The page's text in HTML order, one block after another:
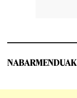
NABARMENDUAK